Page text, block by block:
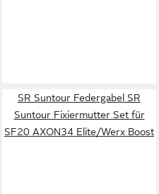
SR Suntour Federgabel SR
Suntour Fixiermutter Set für
SF20 AXON34 Elite/Werx Boost